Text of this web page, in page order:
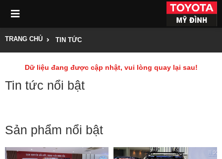
TRANG CHỦ TIN TỨC
Tin tức nổi bật
Sản phẩm nổi bật
Dữ liệu đang được cập nhật, vui lòng quay lại sau!